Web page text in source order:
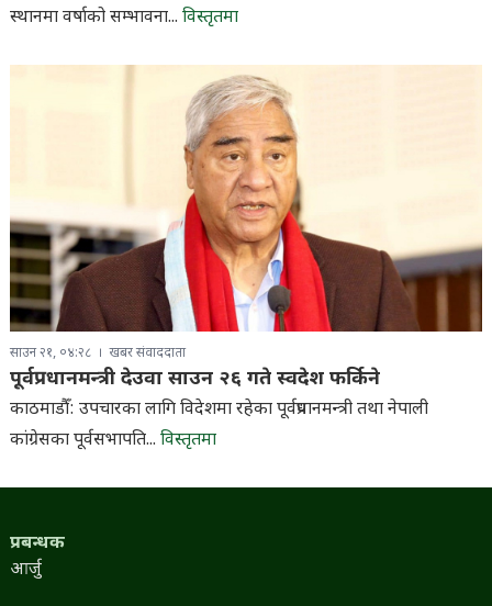
स्थानमा वर्षाको सम्भावना... विस्तृतमा
साउन २१, ०४:२८ खबर संवाददाता
पूर्वप्रधानमन्त्री देउवा साउन २६ गते स्वदेश फर्किने
काठमाडौँ: उपचारका लागि विदेशमा रहेका पूर्वप्रधानमन्त्री तथा नेपाली
कांग्रेसका पूर्वसभापति... विस्तृतमा
प्रबन्धक
आर्जु